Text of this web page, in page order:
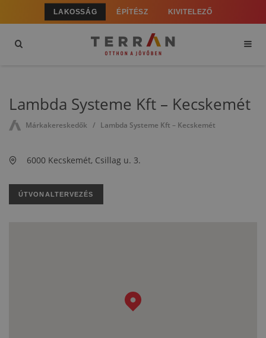
LAKOSSÁG ÉPÍTÉSZ KIVITELEZŐ
Lambda Systeme Kft – Kecskemét
Márkakereskedők Lambda Systeme Kft – Kecskemét
6000 Kecskemét, Csillag u. 3.
ÚTVONALTERVEZÉS